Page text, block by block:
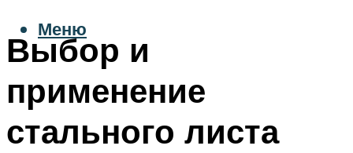
Меню
Выбор и
применение
стального листа